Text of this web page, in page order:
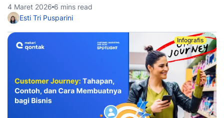
4 Maret 2026 6 mins read
Esti Tri Pusparini
Infografis